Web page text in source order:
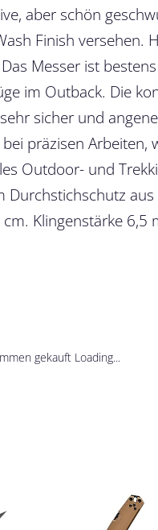
aber schön
Finish versehen.
Messer ist
im Outback. Die
sicher und
präzisen Arbeiten,
Outdoor- und
Durchstichschutz
Klingenstärke 6,5
gekauft Loading...